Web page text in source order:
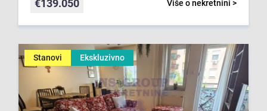
Više o nekretnini >
€139.050
Stanovi Ekskluzivno